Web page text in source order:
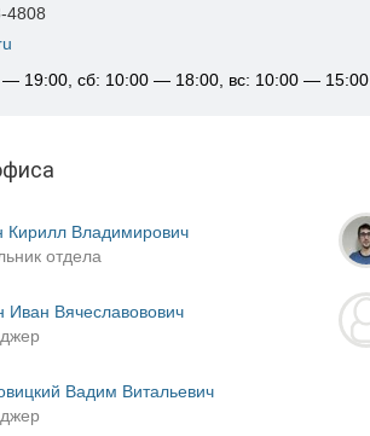
4808
— 19:00, сб: 10:00 — 18:00, вс: 10:00 — 15:00
Кирилл Владимирович
отдела
Иван Вячеславовович
Вадим Витальевич